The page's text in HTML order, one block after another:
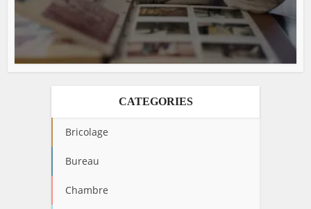
CATEGORIES
Bricolage
Bureau
Chambre